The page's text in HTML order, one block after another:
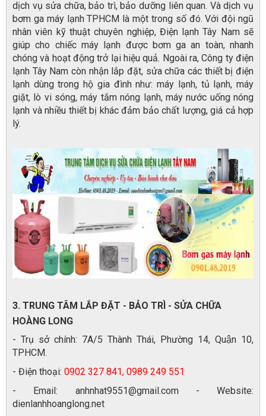
dịch vụ sửa chữa, bảo trì, bảo dưỡng liên quan. Và dịch vụ
bơm ga máy lạnh TPHCM là một trong số đó. Với đội ngũ
nhân viên kỹ thuật chuyên nghiệp, Điện lạnh Tây Nam sẽ
giúp cho chiếc máy lạnh được bơm ga an toàn, nhanh
chóng và hoạt động trở lại hiệu quả. Ngoài ra, Công ty điện
lạnh Tây Nam còn nhận lắp đặt, sửa chữa các thiết bị điện
lạnh dùng trong hộ gia đình như: máy lạnh, tủ lạnh, máy
giặt, lò vi sóng, máy tắm nóng lạnh, máy nước uống nóng
lạnh và nhiều thiết bị khác đảm bảo chất lượng, giá cả hợp
lý.
3. TRUNG TÂM LẮP ĐẶT - BẢO TRÌ - SỬA CHỮA
HOÀNG LONG
- Trụ sở chính: 7A/5 Thành Thái, Phường 14, Quận 10,
TPHCM.
- Điện thoại: 0902 327 841, 0989 249 551
- Email: anhnhat9551@gmail.com - Website:
dienlanhhoanglong.net